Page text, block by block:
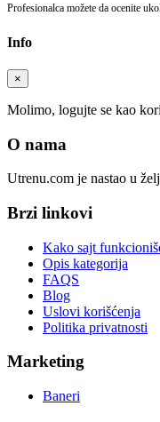
Profesionalca možete da ocenite
Info
×
Molimo, logujte se kao
O nama
Utrenu.com je nastao u
Brzi linkovi
Kako sajt
Opis kategorija
FAQS
Blog
Uslovi korišćenja
Politika privatnosti
Marketing
Baneri